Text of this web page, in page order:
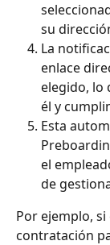
su
La
enlace
elegido, lo
él y
Esta
el
de
Por ejemplo,
contratación